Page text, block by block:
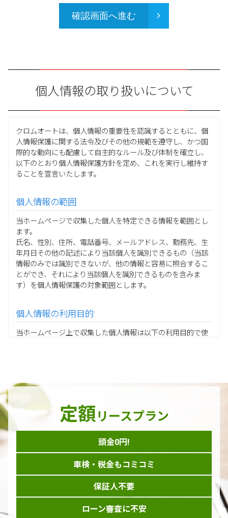
確認画面へ進む
個人情報の取り扱いについて
クロムオートは、個人情報の重要性を認識するとともに、個
人情報保護に関する法令及びその他の規範を遵守し、かつ国
際的な動向にも配慮して自主的なルール及び体制を確立し、
以下のとおり個人情報保護方針を定め、これを実行し維持す
ることを宣言いたします。
個人情報の範囲
当ホームページで収集した個人を特定できる情報を範囲とし
ます。
氏名、性別、住所、電話番号、メールアドレス、勤務先、生
年月日その他の記述により当該個人を識別できるもの（当該
情報のみでは識別できないが、他の情報と容易に照合するこ
とができ、それにより当該個人を識別できるものを含みま
す）を個人情報保護の対象範囲とします。
個人情報の利用目的
当ホームページ上で収集した個人情報は以下の利用目的で使
当グループの業務に従事する協力会社様担当者の識別
当グループ内で共同利用する人事関連システムの運用
ダイレクトメール等を利用したアンケート・キャンペーン
などの意見・情報の調査
当ホームページはサービスに関するお問い合わせやご質問、
資料のご請求や各サービス等のお申し込みなど、当ホームペ
ージのサービス提供過程で、氏名、連絡先、勤務先等の個人
情報を書面、電子媒体、ウェブ等を介して収集致します。
定額リースプラン
頭金0円!
車検・税金もコミコミ
保証人不要
ローン審査に不安